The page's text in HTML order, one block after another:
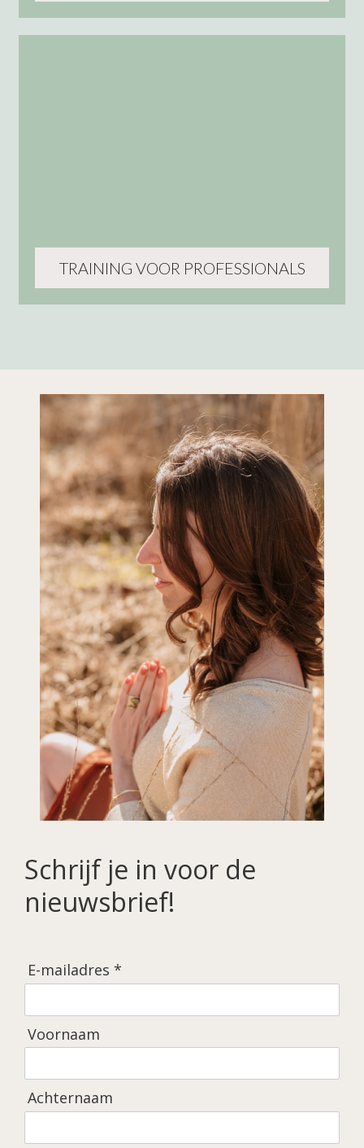
TRAINING VOOR PROFESSIONALS
Schrijf je in voor de
nieuwsbrief!
E-mailadres *
Voornaam
Achternaam